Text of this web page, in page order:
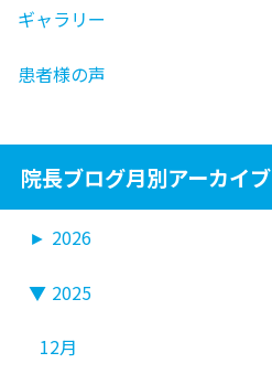
ギャラリー
患者様の声
院長ブログ月別アーカイブ
► 2026
▼ 2025
12月